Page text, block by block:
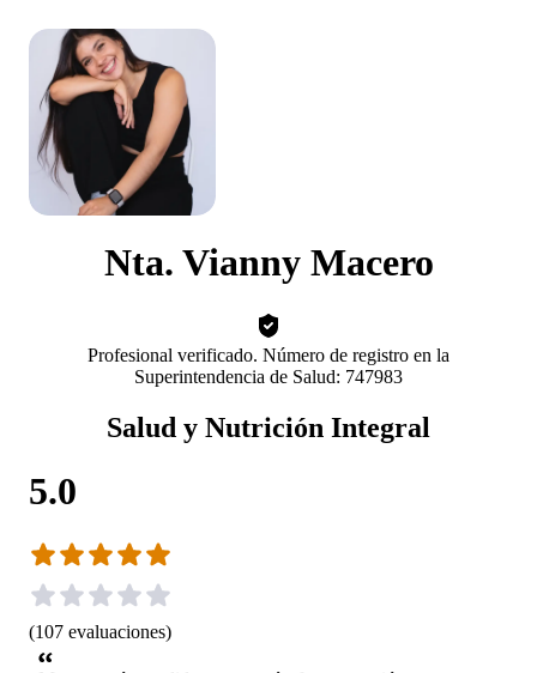
Nta. Vianny Macero
Profesional verificado. Número de registro en la
Superintendencia de Salud: 747983
Salud y Nutrición Integral
5.0
(107 evaluaciones)